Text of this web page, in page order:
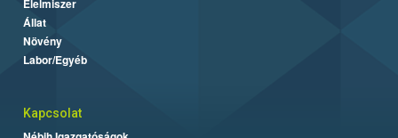
Élelmiszer
Állat
Növény
Labor/Egyéb
Kapcsolat